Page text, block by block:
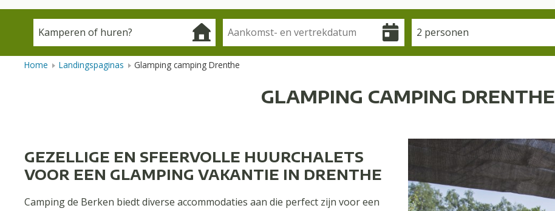
2 personen
Home Landingspaginas Glamping camping Drenthe
GLAMPING CAMPING DRENTHE
GEZELLIGE EN SFEERVOLLE HUURCHALETS
VOOR EEN GLAMPING VAKANTIE IN DRENTHE
Camping de Berken biedt diverse accommodaties aan die perfect zijn voor een